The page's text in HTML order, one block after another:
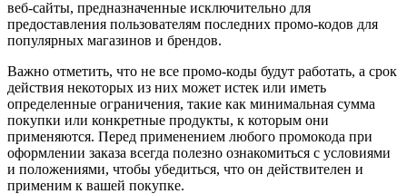
веб-сайты, предназначенные исключительно для
предоставления пользователям последних промо-кодов для
популярных магазинов и брендов.
Важно отметить, что не все промо-коды будут работать, а срок
действия некоторых из них может истек или иметь
определенные ограничения, такие как минимальная сумма
покупки или конкретные продукты, к которым они
применяются. Перед применением любого промокода при
оформлении заказа всегда полезно ознакомиться с условиями
и положениями, чтобы убедиться, что он действителен и
применим к вашей покупке.